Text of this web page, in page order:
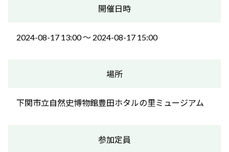
開催日時
2024-08-17 13:00 〜 2024-08-17 15:00
場所
下関市立自然史博物館豊田ホタルの里ミュージアム
参加定員